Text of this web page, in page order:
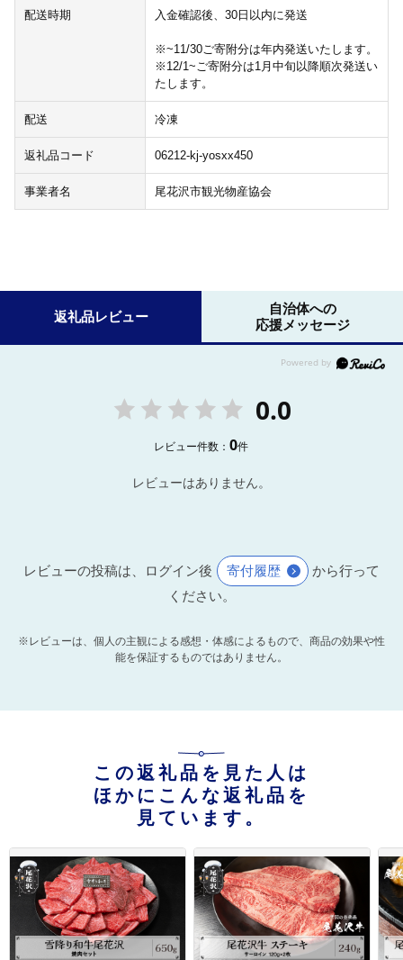
配送時期 入金確認後、30日以内に発送
※~11/30ご寄附分は年内発送いたします。
※12/1~ご寄附分は1月中旬以降順次発送い
たします。
配送 冷凍
返礼品コード 06212-kj-yosxx450
事業者名 尾花沢市観光物産協会
返礼品レビュー
自治体への
応援メッセージ
0.0
レビュー件数：0件
レビューはありません。
レビューの投稿は、ログイン後 寄付履歴
から行って
ください。
※レビューは、個人の主観による感想・体感によるもので、商品の効果や性
能を保証するものではありません。
この返礼品を見た人は
ほかにこんな返礼品を
見ています。